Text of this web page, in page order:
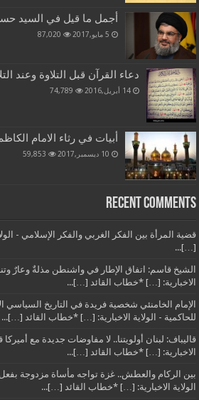
أجمل ما قيل في السيد
5 مايو,2017 87,020
دعاء القرآن قبل التلاوة وعند
14 أبريل,2016 74,789
أبيات في رثاء الامام
10 ديسمبر,2017 59,853
Recent Comments
قضية المرأة بين الفكر الغربي والفكر الإسلامي -
[…]...
الشيخ قاسم: اتفاق الإطار في واشنطن مذلةٌ وعارٌ
الاخبارية: […] *خطاب القائد […]...
الإمام الخامنئي شخصية فريدة في التاريخ السياسي
للحاكمية - الولاية الاخبارية: […] *خطاب القائد […]...
قاليباف: لبنان أولويتنا.. لا مفاوضات جديدة مع أميركا
الاخبارية: […] *خطاب القائد […]...
بين الركام والعطش.. غزة تواجه مأساة مزدوجة بفعل
الولاية الاخبارية: […] *خطاب القائد […]...